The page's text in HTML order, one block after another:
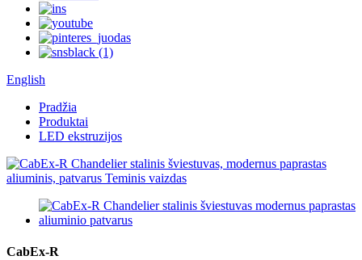
English
Pradžia
Produktai
LED ekstruzijos
CabEx-R